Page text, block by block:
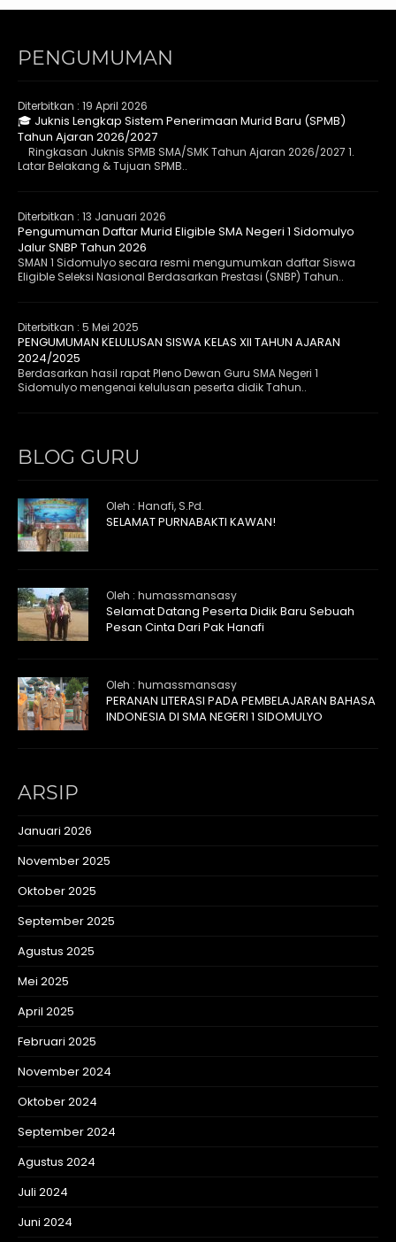
PENGUMUMAN
Diterbitkan : 19 April 2026
🎓 Juknis Lengkap Sistem Penerimaan Murid Baru (SPMB)
Tahun Ajaran 2026/2027
Ringkasan Juknis SPMB SMA/SMK Tahun Ajaran 2026/2027 1.
Latar Belakang & Tujuan SPMB..
Diterbitkan : 13 Januari 2026
Pengumuman Daftar Murid Eligible SMA Negeri 1 Sidomulyo
Jalur SNBP Tahun 2026
SMAN 1 Sidomulyo secara resmi mengumumkan daftar Siswa
Eligible Seleksi Nasional Berdasarkan Prestasi (SNBP) Tahun..
Diterbitkan : 5 Mei 2025
PENGUMUMAN KELULUSAN SISWA KELAS XII TAHUN AJARAN
2024/2025
Berdasarkan hasil rapat Pleno Dewan Guru SMA Negeri 1
Sidomulyo mengenai kelulusan peserta didik Tahun..
BLOG GURU
Oleh : Hanafi, S.Pd.
SELAMAT PURNABAKTI KAWAN!
Oleh : humassmansasy
Selamat Datang Peserta Didik Baru Sebuah
Pesan Cinta Dari Pak Hanafi
Oleh : humassmansasy
PERANAN LITERASI PADA PEMBELAJARAN BAHASA
INDONESIA DI SMA NEGERI 1 SIDOMULYO
ARSIP
Januari 2026
November 2025
Oktober 2025
September 2025
Agustus 2025
Mei 2025
April 2025
Februari 2025
November 2024
Oktober 2024
September 2024
Agustus 2024
Juli 2024
Juni 2024